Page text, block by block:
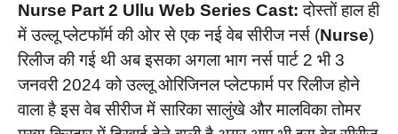
Nurse Part 2 Ullu Web Series Cast: दोस्तों हाल ही
में उल्लू प्लेटफॉर्म की ओर से एक नई वेब सीरीज नर्स (Nurse)
रिलीज की गई थी अब इसका अगला भाग नर्स पार्ट 2 भी 3
जनवरी 2024 को उल्लू ओरिजिनल प्लेटफार्म पर रिलीज होने
वाला है इस वेब सीरीज में सारिका सालुंखे और मालविका तोमर